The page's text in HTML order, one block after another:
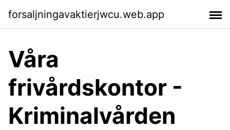
forsaljningavaktierjwcu.web.app
Våra
frivårdskontor -
Kriminalvården